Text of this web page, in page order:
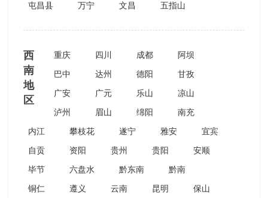
屯昌县
万宁 文昌 五指山
西
南
地
区
重庆 四川 成都
阿坝
巴中
达州 德阳
甘孜
广安
广元 乐山
凉山
泸州
眉山 绵阳
南充
内江
攀枝花 遂宁 雅安
宜宾
自贡
资阳 贵州 贵阳
安顺
毕节
六盘水 黔东南
黔南
铜仁
遵义 云南 昆明
保山